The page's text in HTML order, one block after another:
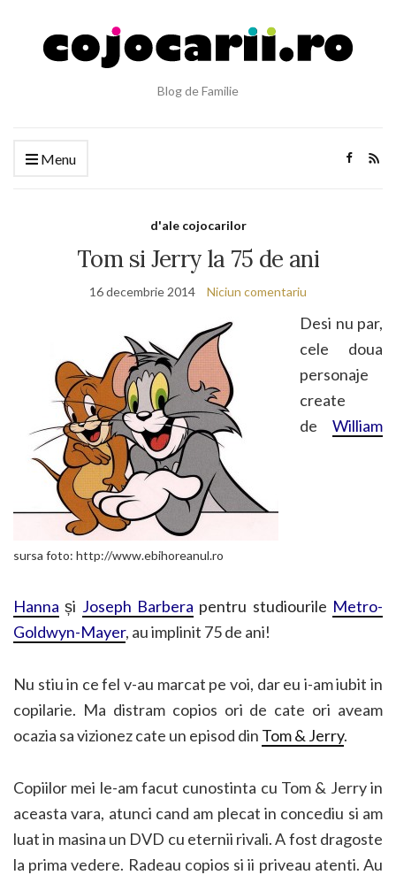
Blog de Familie
Menu
d'ale cojocarilor
Tom si Jerry la 75 de ani
16 decembrie 2014 Niciun comentariu
sursa foto: http://www.ebihoreanul.ro
Desi nu par,
cele doua
personaje
create
de
William
Hanna și Joseph Barbera pentru studiourile Metro-
Goldwyn-Mayer, au implinit 75 de ani!
Nu stiu in ce fel v-au marcat pe voi, dar eu i-am iubit in
copilarie. Ma distram copios ori de cate ori aveam
ocazia sa vizionez cate un episod din Tom & Jerry.
Copiilor mei le-am facut cunostinta cu Tom & Jerry in
aceasta vara, atunci cand am plecat in concediu si am
luat in masina un DVD cu eternii rivali. A fost dragoste
la prima vedere. Radeau copios si ii priveau atenti. Au